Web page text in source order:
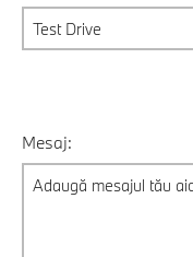
Mesaj: